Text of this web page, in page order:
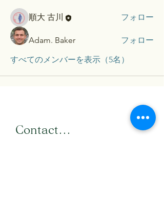
順大 古川 フォロー
Adam. Baker
フォロー
すべてのメンバーを表示（5名）
​Contact...